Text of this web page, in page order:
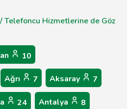
Telefoncu Hizmetlerine de Göz
10
Ağrı 7 Aksaray 7
24 Antalya 8